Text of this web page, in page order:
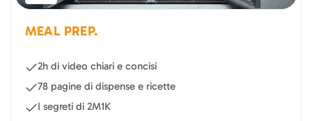
MEAL PREP.
2h di video chiari e concisi
78 pagine di dispense e ricette
I segreti di 2M1K